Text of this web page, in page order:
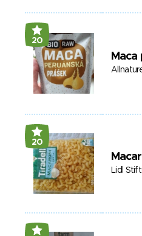
20
Maca
20
Lidl